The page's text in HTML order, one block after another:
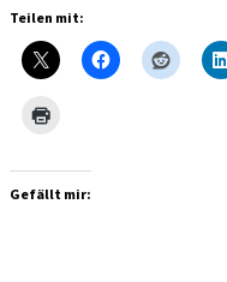
Teilen mit:
Gefällt mir: